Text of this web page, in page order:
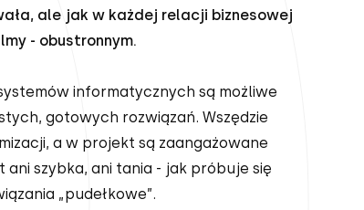
ale jak w każdej relacji biznesowej
- obustronnym.
informatycznych są możliwe
gotowych rozwiązań. Wszędzie
a w projekt są zaangażowane
ani szybka, ani tania - jak próbuje się
„pudełkowe”.